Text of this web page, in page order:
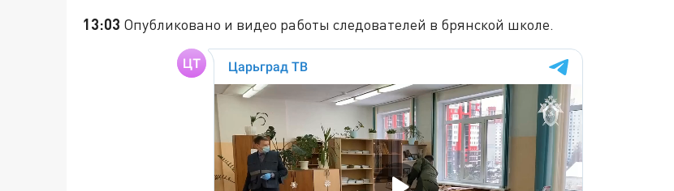
13:03 Опубликовано и видео работы следователей в брянской школе.